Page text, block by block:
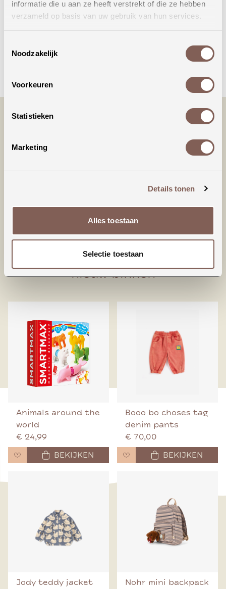
informatie die u aan ze heeft verstrekt of die ze hebben
verzameld op basis van uw gebruik van hun services.
Noodzakelijk
Voorkeuren
Statistieken
Marketing
Details tonen
Alles toestaan
Selectie toestaan
Onze winkel in Uden
Bekijk openingstijden
Productinformatie
95% Biologisch katoen
5% Elastaan
nieuw binnen
Animals around the
world
€ 24,99
BEKIJKEN
Booo bo choses tag
denim pants
€ 70,00
BEKIJKEN
Jody teddy jacket
Nohr mini backpack